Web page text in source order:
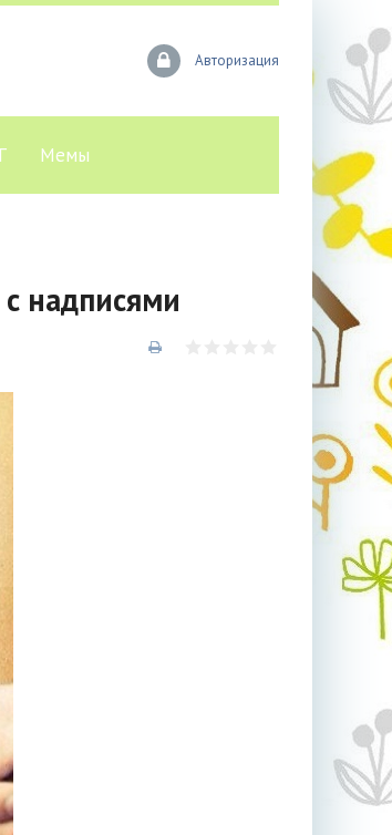
Авторизация
Мемы
надписями